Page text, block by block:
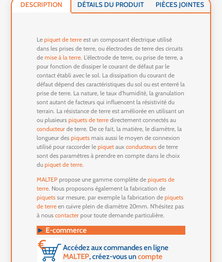
DESCRIPTION DÉTAILS DU PRODUIT PIÈCES JOINTES
Lepiquet de terre est un composant électrique utilisé
dans les prises de terre, ou électrodes de terre des circuits
demise à la terre. L'électrode de terre, ou prise de terre, a
pour fonction de dissiper le courant de défaut par le
contact établi avec le sol. La dissipation du courant de
défaut dépend des caractéristiques du sol ou est enterré la
prise de terre. La nature, le taux d'humidité, la granulation
sont autant de facteurs qui influencent la résistivité du
terrain. La résistance de terre est améliorée en utilisant un
ou plusieurspiquets de terre directement connectés au
conducteur de terre. De ce fait, la matière, le diamètre, la
longueur despiquets mais aussi le moyen de connexion
utilisé pour raccorder lepiquet auxconducteurs de terre
sont des paramètres à prendre en compte dans le choix
dupiquet de terre.
MALTEP propose une gamme complète depiquets de
terre. Nous proposons également la fabrication de
piquets sur mesure, par exemple la fabrication depiquets
de terre en cuivre plein de diamètre 20mm. N'hésitez pas
à nouscontacter pour toute demande particulière.
► E-commerce
Accédez aux commandes en ligne
MALTEP, créez-vous uncompte